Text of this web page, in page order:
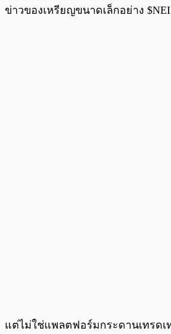
ข่าวของเหรียญขนาดเล็กอย่าง
แต่ไม่ใช่แพลตฟอร์มกระดานเทรด